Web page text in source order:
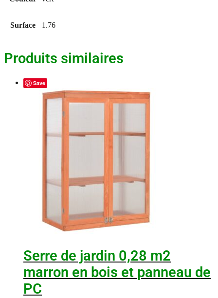
Surface 1.76
Produits similaires
Save
Serre de jardin 0,28 m2
marron en bois et panneau de
PC